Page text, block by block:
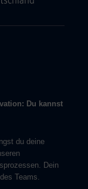
Du kannst
du deine
Dein
Teams.